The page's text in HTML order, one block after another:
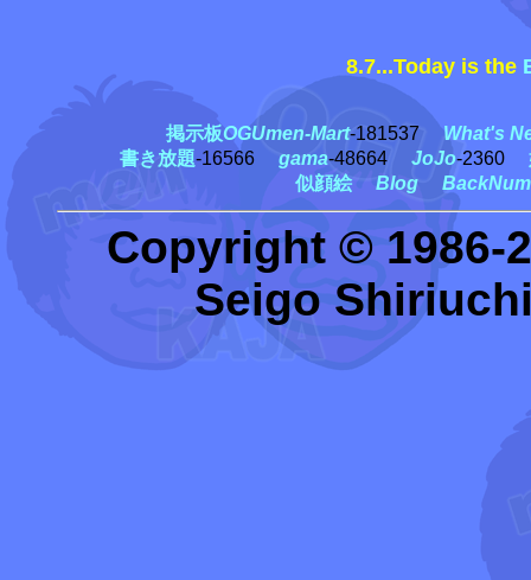
8.7...Today is the
掲示板OGUmen-Mart-181537What's
書き放題-16566 gama-48664 JoJo-2360
似顔絵
Blog
Copyright © 1986-
Seigo